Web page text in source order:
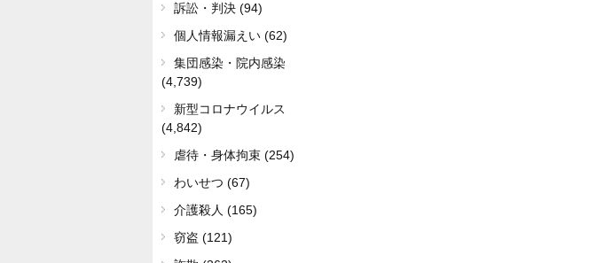
訴訟・判決 (94)
個人情報漏えい (62)
集団感染・院内感染
(4,739)
新型コロナウイルス
(4,842)
虐待・身体拘束 (254)
わいせつ (67)
介護殺人 (165)
窃盗 (121)